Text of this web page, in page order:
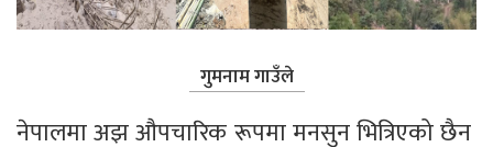
गुमनाम गाउँले
नेपालमा अझ औपचारिक रूपमा मनसुन भित्रिएको छैन